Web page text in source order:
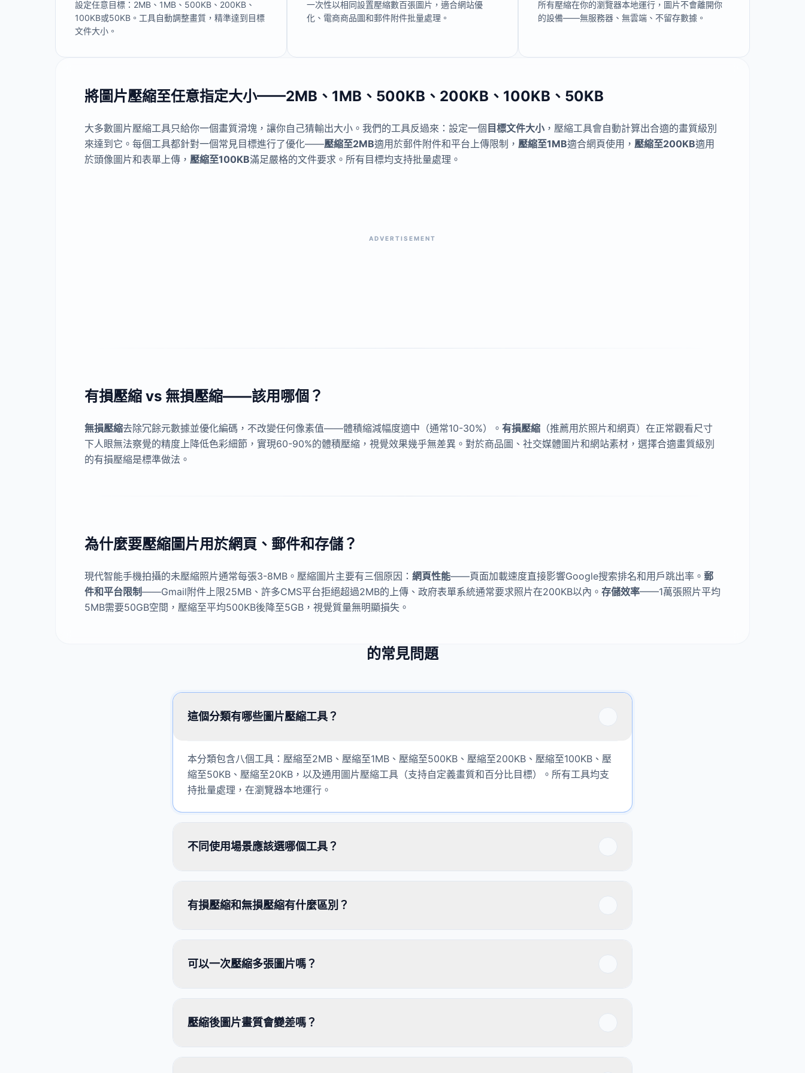
設定任意目標：2MB、1MB、500KB、200KB、
100KB或50KB。工具自動調整畫質，精準達到目標
文件大小。
一次性以相同設置壓縮數百張圖片，適合網站優
化、電商商品圖和郵件附件批量處理。
所有壓縮在你的瀏覽器本地運行，圖片不會離開你
的設備——無服務器、無雲端、不留存數據。
將圖片壓縮至任意指定大小——2MB、1MB、500KB、200KB、100KB、50KB
大多數圖片壓縮工具只給你一個畫質滑塊，讓你自己猜輸出大小。我們的工具反過來：設定一個 目標文件大小，壓縮工具會自動計算出合適的畫質級別
來達到它。每個工具都針對一個常見目標進行了優化——壓縮至2MB適用於郵件附件和平台上傳限制， 壓縮至1MB適合網頁使用， 壓縮至200KB適用
於頭像圖片和表單上傳， 壓縮至100KB滿足嚴格的文件要求。所有目標均支持批量處理。
ADVERTISEMENT
有損壓縮 vs 無損壓縮——該用哪個？
無損壓縮去除冗餘元數據並優化編碼，不改變任何像素值——體積縮減幅度適中（通常10-30%）。 有損壓縮 （推薦用於照片和網頁）在正常觀看尺寸
下人眼無法察覺的精度上降低色彩細節，實現60-90%的體積壓縮，視覺效果幾乎無差異。對於商品圖、社交媒體圖片和網站素材，選擇合適畫質級別
的有損壓縮是標準做法。
為什麼要壓縮圖片用於網頁、郵件和存儲？
現代智能手機拍攝的未壓縮照片通常每張3-8MB。壓縮圖片主要有三個原因： 網頁性能——頁面加載速度直接影響Google搜索排名和用戶跳出率。 郵
件和平台限制——Gmail附件上限25MB、許多CMS平台拒絕超過2MB的上傳、政府表單系統通常要求照片在200KB以內。 存儲效率——1萬張照片平均
5MB需要50GB空間，壓縮至平均500KB後降至5GB，視覺質量無明顯損失。
的常見問題
這個分類有哪些圖片壓縮工具？
本分類包含八個工具：壓縮至2MB、壓縮至1MB、壓縮至500KB、壓縮至200KB、壓縮至100KB、壓
縮至50KB、壓縮至20KB，以及通用圖片壓縮工具（支持自定義畫質和百分比目標）。所有工具均支
持批量處理，在瀏覽器本地運行。
不同使用場景應該選哪個工具？
有損壓縮和無損壓縮有什麼區別？
可以一次壓縮多張圖片嗎？
壓縮後圖片畫質會變差嗎？